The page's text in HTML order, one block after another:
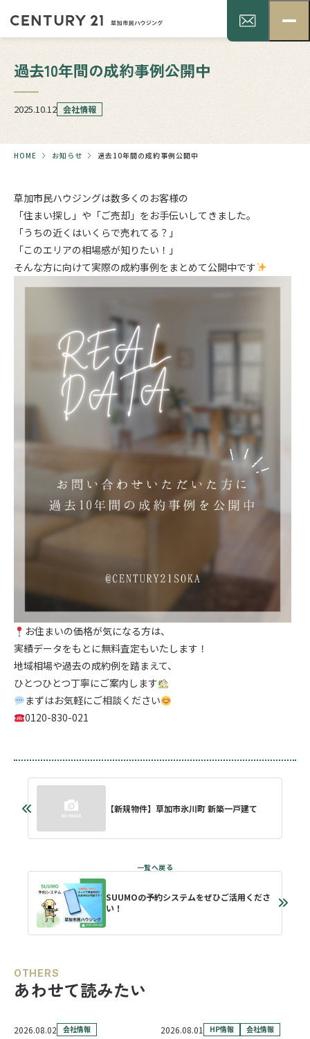
過去10年間の成約事例公開中
2025.10.12 会社情報
HOME お知らせ 過去10年間の成約事例公開中
草加市民ハウジングは数多くのお客様の
「住まい探し」や「ご売却」をお手伝いしてきました。
「うちの近くはいくらで売れてる？」
「このエリアの相場感が知りたい！」
そんな方に向けて実際の成約事例をまとめて公開中です
お住まいの価格が気になる方は、
実績データをもとに無料査定もいたします！
地域相場や過去の成約例を踏まえて、
ひとつひとつ丁寧にご案内します
まずはお気軽にご相談ください
0120-830-021
【新規物件】草加市氷川町 新築一戸建て
SUUMOの予約システムをぜひご活用くださ
い！
OTHERS
あわせて読みたい
2026.08.02 会社情報 2026.08.01 HP情報 会社情報